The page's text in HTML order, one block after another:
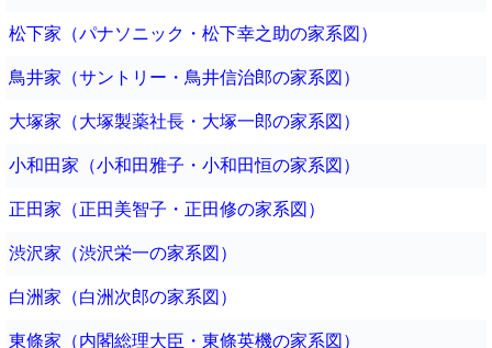
松下家（パナソニック・松下幸之助の家系図）
鳥井家（サントリー・鳥井信治郎の家系図）
大塚家（大塚製薬社長・大塚一郎の家系図）
小和田家（小和田雅子・小和田恒の家系図）
正田家（正田美智子・正田修の家系図）
渋沢家（渋沢栄一の家系図）
白洲家（白洲次郎の家系図）
東條家（内閣総理大臣・東條英機の家系図）